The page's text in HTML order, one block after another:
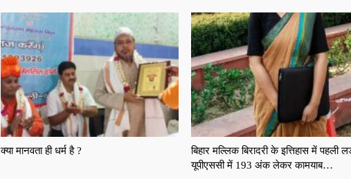
क्या मानवता ही धर्म है ?
बिहार मल्लिक बिरादरी के इत्तिहास में पहली
यूपीएससी में 193 अंक लेकर कामयाब…